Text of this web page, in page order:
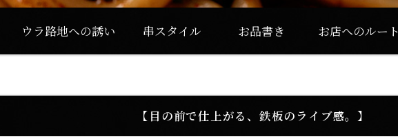
ウラ路地への誘い 串スタイル お品書き お店へのルート
【目の前で仕上がる、鉄板のライブ感。】